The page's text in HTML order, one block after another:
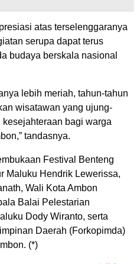
atas terselenggaranya
serupa dapat terus
budaya berskala nasional
lebih meriah, tahun-tahun
wisatawan yang ujung-
bagi warga
tandasnya.
Festival Benteng
Maluku Hendrik Lewerissa,
Wali Kota Ambon
Balai Pelestarian
Dody Wiranto, serta
Daerah (Forkopimda)
(*)